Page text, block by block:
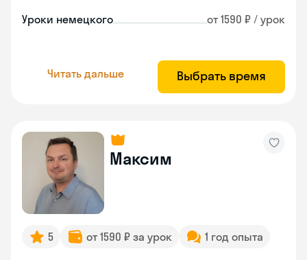
Уроки немецкого от 1590 ₽ / урок
Читать дальше Выбрать время
Максим
5 от 1590 ₽ за урок 1 год опыта